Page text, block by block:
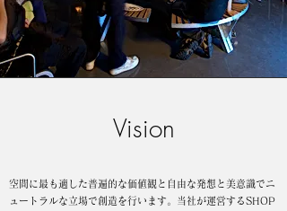
Vision
空間に最も適した普遍的な価値観と自由な発想と美意識でニ
ュートラルな立場で創造を行います。当社が運営するSHOP